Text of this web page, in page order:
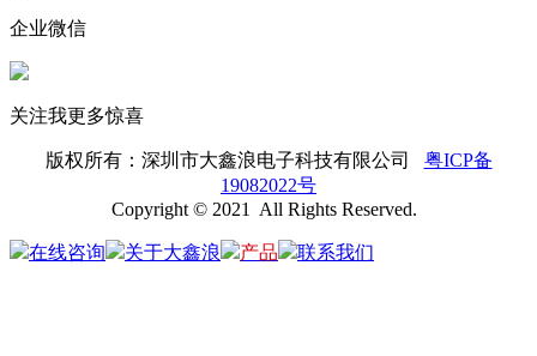
企业微信
关注我更多惊喜
版权所有： 深圳市大鑫浪电子科技有限公司
粤ICP备
19082022号
Copyright © 2021 All Rights Reserved.
在线咨询 关于大鑫浪 产品 联系我们